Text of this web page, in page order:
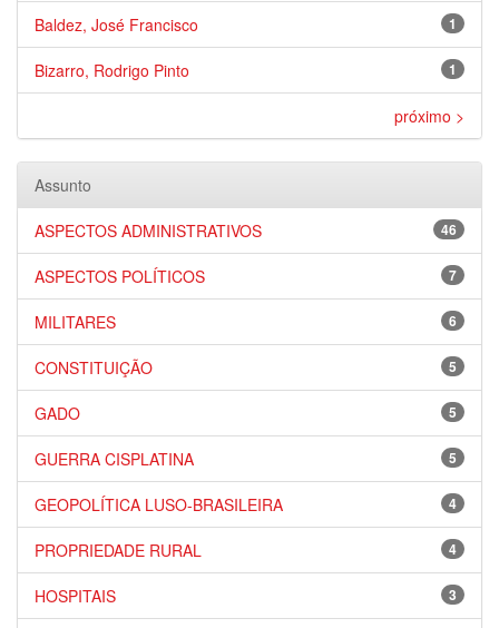
1
Baldez, José Francisco
1
Bizarro, Rodrigo Pinto
próximo >
Assunto
46
ASPECTOS ADMINISTRATIVOS
7
ASPECTOS POLÍTICOS
6
MILITARES
5
CONSTITUIÇÃO
5
GADO
5
GUERRA CISPLATINA
4
GEOPOLÍTICA LUSO-BRASILEIRA
4
PROPRIEDADE RURAL
3
HOSPITAIS